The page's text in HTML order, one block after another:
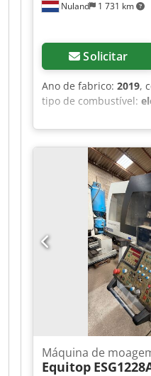
Nuland 1 731 km
Solicitar
Ano de fabrico: 2019,
tipo de combustível:
de Golfe Elétrico 4
Carregador Vídeo
WhatsApp. Estoque
são a partir de
possui um estoque
caminhões, reboques
nossas entregas são
condições AS-IS, sem
termos e condições
test drive, pode
compromisso. Ligue
estamos presentes.
Bedrijfsstraat 3
Máquina de
Equitop